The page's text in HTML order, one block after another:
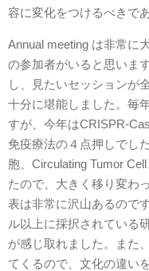
容に変化をつけるべきで
Annual meeting は非常に
の参加者がいると思いま
し、見たいセッションが
十分に堪能しました。毎
すが、今年はCRISPR-
免疫療法の４点押しでし
胞、Circulating Tumor
たので、大きく移り変わ
表は非常に沢山あるので
ル以上に採択されている
が感じ取れました。また
てくるので、文化の違い